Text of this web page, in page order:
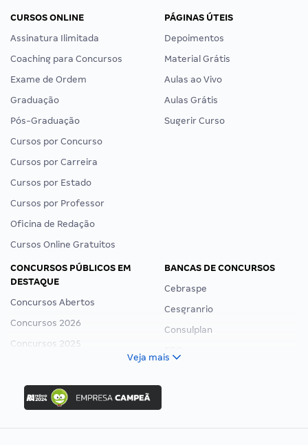
CURSOS ONLINE
Assinatura Ilimitada
Coaching para Concursos
Exame de Ordem
Graduação
Pós-Graduação
Cursos por Concurso
Cursos por Carreira
Cursos por Estado
Cursos por Professor
Oficina de Redação
Cursos Online Gratuitos
PÁGINAS ÚTEIS
Depoimentos
Material Grátis
Aulas ao Vivo
Aulas Grátis
Sugerir Curso
CONCURSOS PÚBLICOS EM
DESTAQUE
Concursos Abertos
Concursos 2026
Concursos 2025
Concurso Ibama
Concurso MPU
Editais publicados
BANCAS DE CONCURSOS
Cebraspe
Cesgranrio
Consulplan
Veja mais